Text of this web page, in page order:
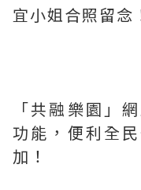
宜小姐合照留念
「共融樂園」
功能，便利全
加！